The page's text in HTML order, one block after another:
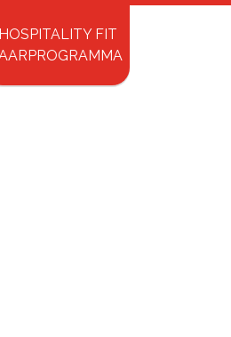
HOSPITALITY FIT